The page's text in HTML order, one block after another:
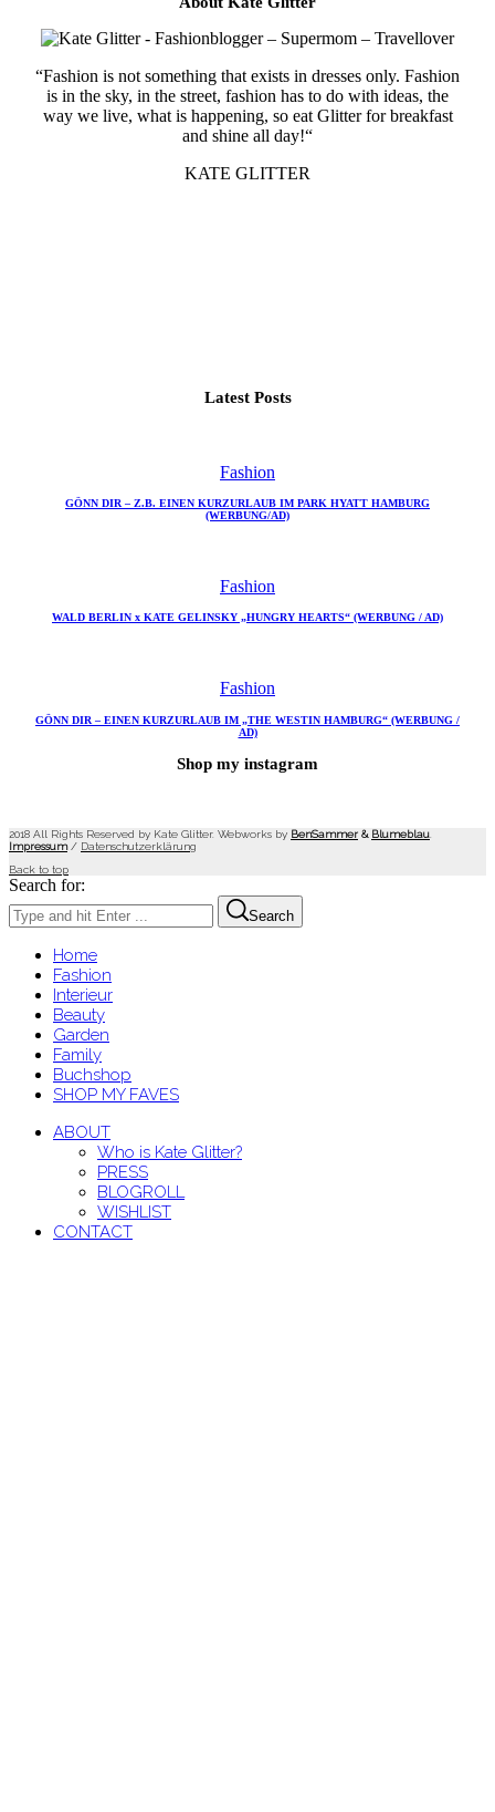
“Fashion is not something that exists in dresses only. Fashion
is in the sky, in the street, fashion has to do with ideas, the
way we live, what is happening, so eat Glitter for breakfast
and shine all day!“
KATE GLITTER
Latest Posts
Fashion
GÖNN DIR – Z.B. EINEN KURZURLAUB IM PARK HYATT HAMBURG
(WERBUNG/AD)
Fashion
WALD BERLIN x KATE GELINSKY „HUNGRY HEARTS“ (WERBUNG / AD)
Fashion
GÖNN DIR – EINEN KURZURLAUB IM „THE WESTIN HAMBURG“ (WERBUNG /
AD)
Shop my instagram
2018 All Rights Reserved by Kate Glitter. Webworks by BenSammer & Blumeblau
Impressum/ Datenschutzerklärung
Back to top
Search for:
Search
Home
Fashion
Interieur
Beauty
Garden
Family
Buchshop
SHOP MY FAVES
ABOUT
Who is Kate Glitter?
PRESS
BLOGROLL
WISHLIST
CONTACT